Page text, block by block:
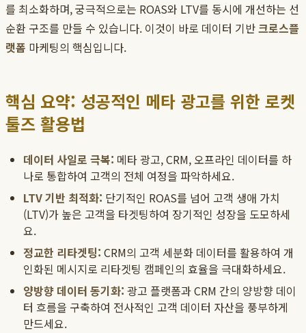
를 최소화하며, 궁극적으로는 ROAS와 LTV를 동시에 개선하는 선
순환 구조를 만들 수 있습니다. 이것이 바로 데이터 기반크로스플
랫폼 마케팅의 핵심입니다.
핵심 요약: 성공적인 메타 광고를 위한 로켓
툴즈 활용법
데이터 사일로 극복: 메타 광고, CRM, 오프라인 데이터를 하
나로 통합하여 고객의 전체 여정을 파악하세요.
LTV 기반 최적화: 단기적인 ROAS를 넘어 고객 생애 가치
(LTV)가 높은 고객을 타겟팅하여 장기적인 성장을 도모하세
요.
정교한 리타겟팅: CRM의 고객 세분화 데이터를 활용하여 개
인화된 메시지로 리타겟팅 캠페인의 효율을 극대화하세요.
양방향 데이터 동기화: 광고 플랫폼과 CRM 간의 양방향 데이
터 흐름을 구축하여 전사적인 고객 데이터 자산을 풍부하게
만드세요.